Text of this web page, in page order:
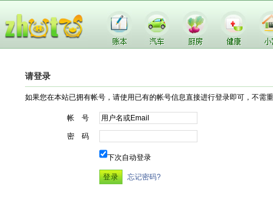
请登录
如果您在本站已拥有帐号，请使用已有的帐号信息直接进行登录即可，不需
帐 号
密 码
下次自动登录
忘记密码?